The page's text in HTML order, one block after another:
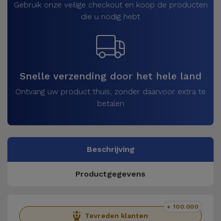
Gebruik onze veilige checkout en koop de producten
die u nodig hebt
Snelle verzending door het hele land
Ontvang uw product thuis, zonder daarvoor extra te
betalen
Beschrijving
Productgegevens
Tevreden klanten
+ 100.000